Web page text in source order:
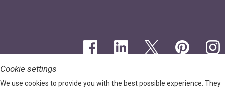
Cookie settings
We use cookies to provide you with the best possible experience. They